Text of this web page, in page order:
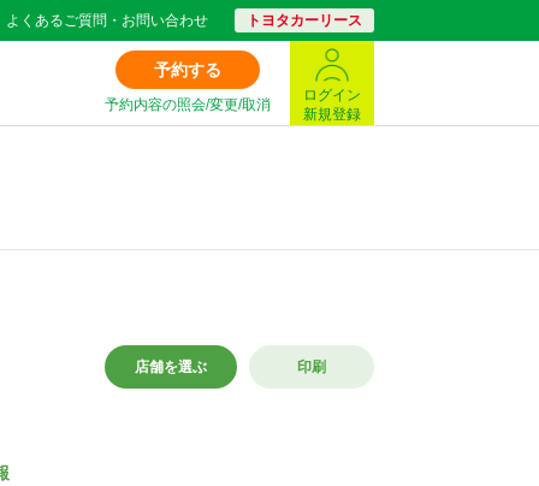
よくあるご質問・お問い合わせ トヨタカーリース
予約する
予約内容の照会/変更/取消
ログイン
新規登録
店舗を選ぶ 印刷